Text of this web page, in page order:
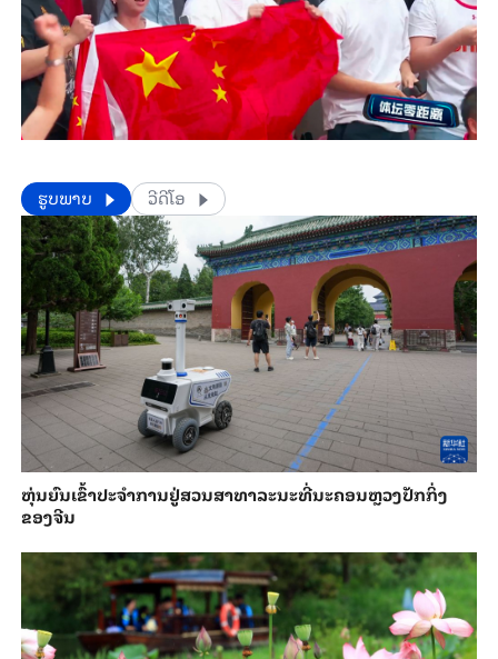
​​ຮູບພາບ ວີດີໂອ
​ຫຸ່ນ​ຍົນ​ເຂົ້າ​ປະ​ຈຳ​ການ​ຢູ່​ສວນ​ສາ​ທາ​ລະ​ນະ​ທີ່​ນະ​ຄອນຫຼວງ​ປັກ​ກິ່ງ​
ຂອງ​ຈີນ